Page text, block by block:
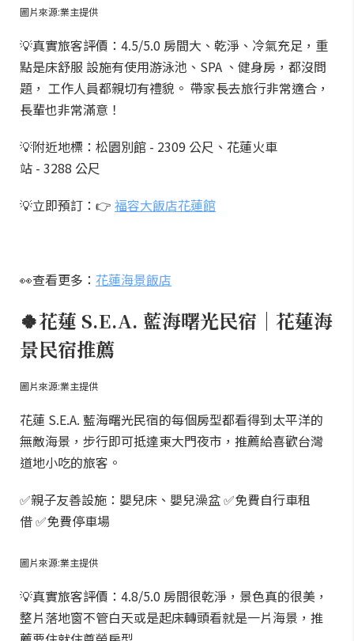
圖片來源:業主提供
💡真實旅客評價：4.5/5.0 房間大、乾淨、冷氣充足，重
點是床舒服 設施有使用游泳池、SPA 、健身房，都沒問
題， 工作人員都親切有禮貌。 帶家長去旅行非常適合，
長輩也非常滿意！
💡附近地標：松園別館 - 2309 公尺、花蓮火車
站 - 3288 公尺
💡立即預訂：👉 福容大飯店花蓮館
👀查看更多： 花蓮海景飯店
🍀花蓮 S.E.A. 藍海曙光民宿｜花蓮海
景民宿推薦
圖片來源:業主提供
花蓮 S.E.A. 藍海曙光民宿的每個房型都看得到太平洋的
無敵海景，步行即可抵達東大門夜市，推薦給喜歡台灣
道地小吃的旅客。
✅親子友善設施：嬰兒床、嬰兒澡盆 ✅免費自行車租
借 ✅免費停車場
圖片來源:業主提供
💡真實旅客評價：4.8/5.0 房間很乾淨，景色真的很美，
整片落地窗不管白天或是起床轉頭看就是一片海景，推